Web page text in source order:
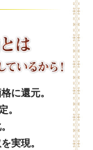
に還元。
。
実現。